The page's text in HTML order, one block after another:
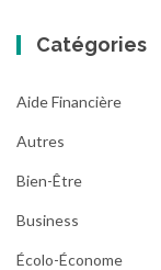
Catégories
Aide Financière
Autres
Bien-Être
Business
Écolo-Économe